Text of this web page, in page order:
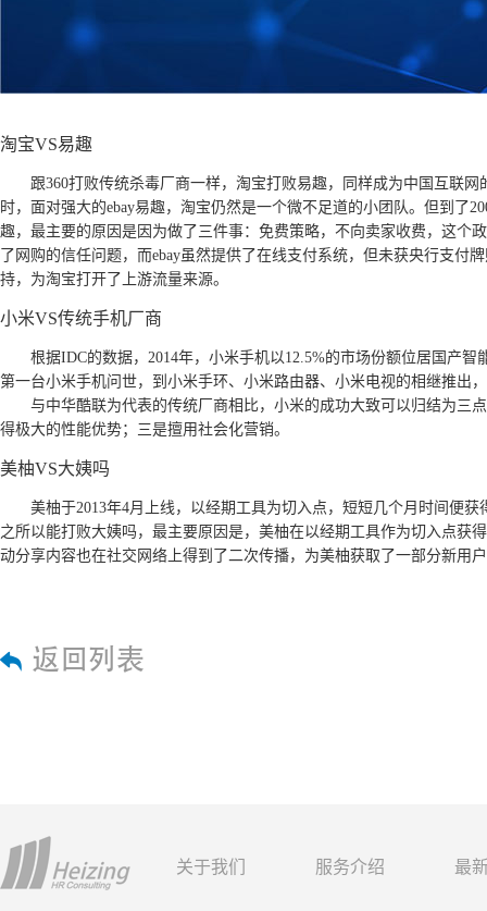
淘宝VS易趣
跟360打败传统杀毒厂商一样，淘宝打败易趣，同样成为中国互联
时，面对强大的ebay易趣，淘宝仍然是一个微不足道的小团队。但到了
趣，最主要的原因是因为做了三件事：免费策略，不向卖家收费，这个
了网购的信任问题，而ebay虽然提供了在线支付系统，但未获央行支
持，为淘宝打开了上游流量来源。
小米VS传统手机厂商
根据IDC的数据，2014年，小米手机以12.5%的市场份额位居国产
第一台小米手机问世，到小米手环、小米路由器、小米电视的相继推出
与中华酷联为代表的传统厂商相比，小米的成功大致可以归结为三
得极大的性能优势；三是擅用社会化营销。
美柚VS大姨吗
美柚于2013年4月上线，以经期工具为切入点，短短几个月时间便
之所以能打败大姨吗，最主要原因是，美柚在以经期工具作为切入点获
动分享内容也在社交网络上得到了二次传播，为美柚获取了一部分新用
返回列表
关于我们 服务介绍 最